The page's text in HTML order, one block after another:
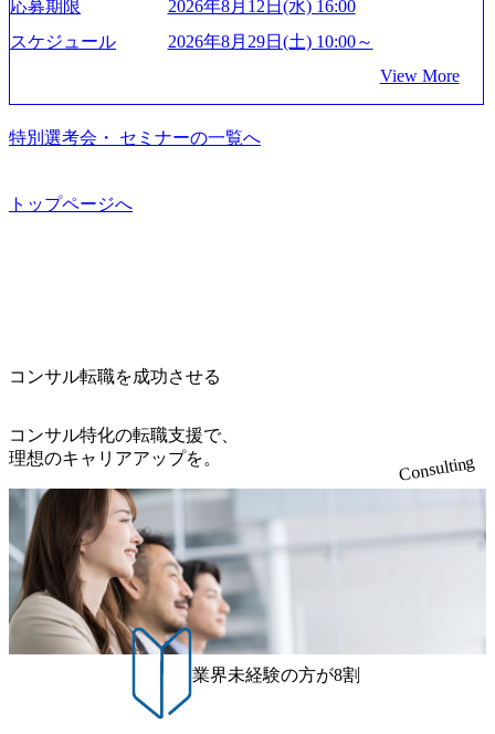
模基幹システムにおける最上流のPoC(概念実証)支援から構
想策定、開発マネジメント支援までを一気通貫で担当して
います。 生成AIなどの最新技術とシステムを活用し、顧客
の業務革新と効率化の実現に貢献します。 ＜PL/PM＞ 顧客
の要望を深くヒアリングし、企画構想からアジャイル開発
による開発支援までを一気通貫で推進していただきます。
プロジェクト提案・推進の中核として、企画・要件定義か
流での現状分析、顧客ヒアリング、戦略策定、技術選定、
ルティング領域)から参画いただきます。 課題選定から顧客
だきます。 アジャイル開発を通じて顧客の要望や提案を柔
軟に取り入れながら改善サイクルを回すため、ご自身の提
案がサービスに直接反映されやすく、高い貢献度を実感で
きます。 ● 勤務地 東京都渋谷区渋谷3丁目6-7 渋谷金王タワ
ー 事業所内禁煙(入居する施設に喫煙専用室あり) ・就業規
則により就業時間内の喫煙を全面的に禁止 ・禁煙サポート
制度あり オンライン ● 必須要件 以下いずれかのご経験をお
持ちの方 ・システム・ソフトウェア開発経験3年以上 ・要
件定義～基本設計など上流経験2年以上 ・PMO経験2年以上
● 歓迎要件 ・要件定義から詳細設計までのいずれかの上流
工程の経験 ・サブリーダー以上のマネジメント経験 ・お客
様との折衝経験、交渉経験 ・組織課題に対して主体的に業
務改善に取り組まれたご経験 ・アジャイル/スクラムへの興
る 日本では2.3万人以上の従業員を擁しており(会計系BIG4
を上回る規模感)、営業利益率も約15％と驚異的な数字とな
を遂げていることから、今後も高い成長が見込まれる 多く
の技術者を抱えており、アビームコンサルティングに続い
て日本国内2番目にSAP認定コンサルタント制度の有資格者
数が多く、特にIT領域に強みを持つ グローバルのポジショ
ーケットプレイス」が存在し、本ツールを活用で上司の引
職率も21.8%（2023年12月時点）とフレキシブルな働き方を
③12時開始 2026年8月10日(月) 16:00 各回50分程度を想定 オ
ンライン 書類選考通過者
96dc8f2-7d54-42b9-a7ae-8c532c52d3d8_1200x678.webp アビー
ムコンサルティング会社資料 (https://www.abeam.com/content/
dam/abeam/jp/ja/about/company/ABeamConsultingCompanyProfil
e_jpn_4.pdf) 『SAP AWARD OF EXCELLENCE 2024』にお
ルティング、社員の健康改善を支援 食事・睡眠など可視
w.businessinsider.jp/post-283587) アサヒグループホールディン
ンサルティング会社となり、今後も成長性が大きくみられ
社時に10日間の間みっちりとコンサルの基礎を支援)を魅力
に感じ、他Big4ではなくアビームを選ぶ方も多数 アビーム
といえばSAPをはじめとしたシステム、とイメージされる
こともあるが実態としては経営戦略策定や新規事業立案な
どのトップラインを上げるための戦略案件も多く存在 特に
スポーツ&エンターテイメント領域ではBig4に先んじて注力
し、業界内で大きな存在感を誇る 社員の多様化する生活ス
タイルやライフイベントに対応した働きやすい職場環境を
実現するため、さまざまなサポート制度を導入している 多
文化理解や女性の活躍推進などの取り組み、また、フレッ
クス制度やフリーロケーション制度、フルリモート制度な
どの多様な働き方をサポートする制度が整備されている 202
6年8月23日(日) 9:00～18:00終了 2026年8月12日(水) 16:00 202
果』である。」この原則のもと、ベインは1973年に創業さ
れた。クライアントが不確かな未来の中、競争に勝てるよ
に、提言を具体的な行動に落とし込んでいる。 徹底した
「結果主義」を標榜。クライアントのフルポテンシャル実
現を目標に、具体的に目に見える成果を出すことを信条と
（真北）という言葉がよくつかわれる。針が少し東に傾い
外オフィスへのトランスファー制度などが充実している。
東京オフィスに来るグローバルメンバーも多く、グローバ
れており、これまで多くのNPO・NGOなどの非営利団体に
無償でコンサルティングを提供している。 2026年8月29日
(土) の対面Kick-offイベントを皮切りに1か月程度のプログラ
ム ※初回プログラム : 8月29日(土)10:00～13:30 2026年8月12
日(水) 16:00 Bain & Company Tokyoでは、「Tokyo Be Bold Pr
ogram (女性候補者向け選考支援プログラム)」を実施いたし
ます。クライアントに斬新なソリューションを提供し、複
雑な経営課題を解決するために、チームのダイバーシティ
は欠かせません。是非、ユニークな視点と高い志を持つ女
性の皆様に多数ご参画頂きたいと考え、プログラムを開催
性はどのように活躍をしているのか」、「ケース面接の経
験がなく対策の仕方が知りたい」などのお声をたくさんい
応募期限
2026年8月12日(水) 16:00
スケジュール
2026年8月29日(土) 10:00～
View More
特別選考会・ セミナーの一覧へ
トップページへ
コンサル転職を成功させる
コンサル特化の転職支援で、
理想のキャリアアップを。
Consulting
業界未経験の方が8割